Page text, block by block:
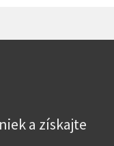
a získajte